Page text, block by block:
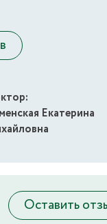
Екатерина
Оставить